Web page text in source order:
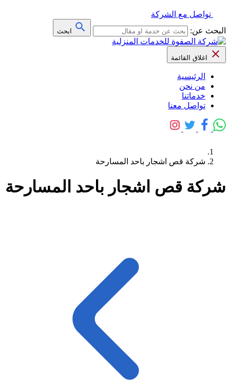
تواصل مع الشركة
البحث عن:
ابحث
اغلاق القائمة
الرئيسية
من نحن
خدماتنا
تواصل معنا
شركة قص اشجار باحد المسارحة
شركة قص اشجار باحد المسارحة